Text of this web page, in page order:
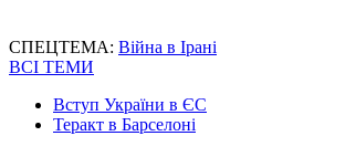
СПЕЦТЕМА: Війна в Ірані
ВСІ ТЕМИ
Вступ України в ЄС
Теракт в Барселоні